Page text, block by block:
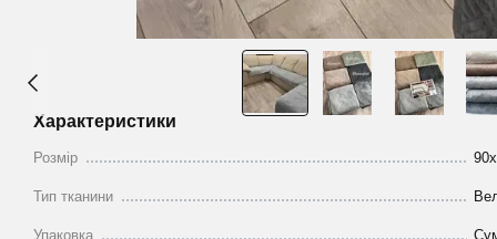
Характеристики
Розмір
Тип тканини
Упаковка